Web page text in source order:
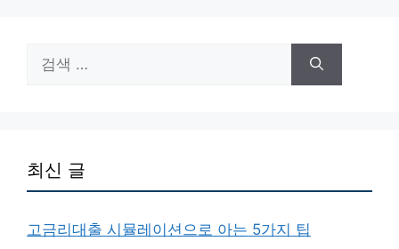
색:
최신 글
고금리대출 시뮬레이션으로 아는 5가지 팁